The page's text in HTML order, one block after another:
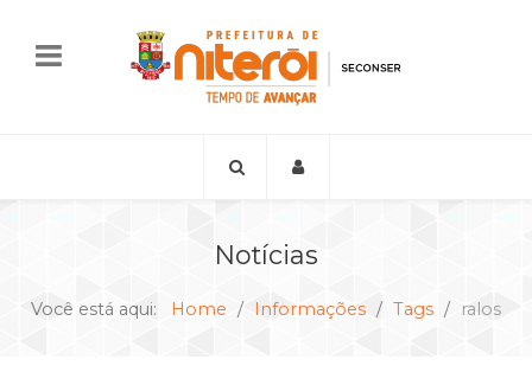
Notícias
Você está aqui: Home Informações Tags ralos